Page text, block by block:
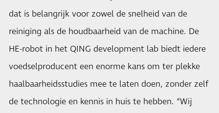
dat is belangrijk voor zowel de snelheid van de
reiniging als de houdbaarheid van de machine. De
HE-robot in het QING development lab biedt iedere
voedselproducent een enorme kans om ter plekke
haalbaarheidsstudies mee te laten doen, zonder zelf
de technologie en kennis in huis te hebben. “Wij